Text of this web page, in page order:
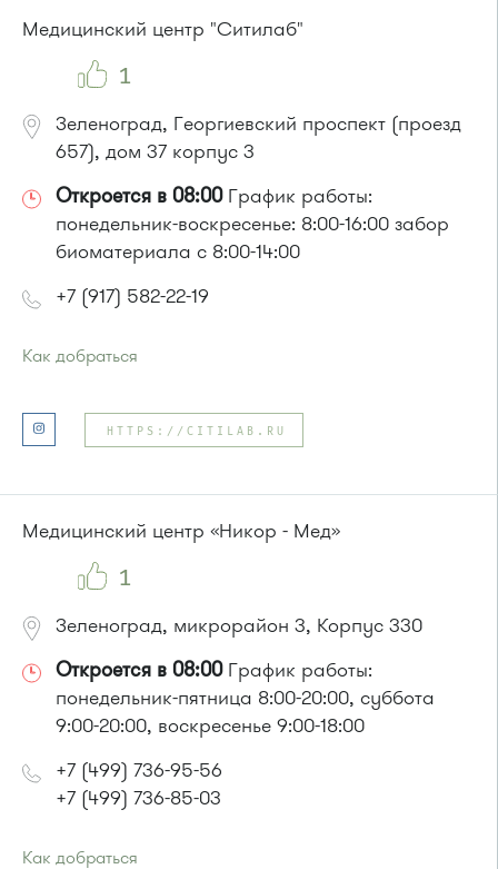
Маршрутка № 419м, 476м, 720м, 903
Медицинский центр "Ситилаб"
1
Зеленоград, Георгиевский проспект (проезд
657), дом 37 корпус 3
Откроется в 08:00График работы:
понедельник-воскресенье: 8:00-16:00 забор
биоматериала с 8:00-14:00
+7 (917) 582-22-19
Как добраться
Автобус № 22.
Маршрутка № 460м * посадки нет
Автобус № 22.
HTTPS://CITILAB.RU
Медицинский центр «Никор - Мед»
1
Зеленоград, микрорайон 3, Корпус 330
Откроется в 08:00График работы:
понедельник-пятница 8:00-20:00, суббота
9:00-20:00, воскресенье 9:00-18:00
+7 (499) 736-95-56
+7 (499) 736-85-03
Как добраться